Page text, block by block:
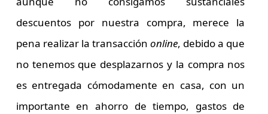
descuentos por nuestra compra, merece la
pena realizar la transacciónonline, debido a que
no tenemos que desplazarnos y la compra nos
es entregada cómodamente en casa, con un
importante en ahorro de tiempo, gastos de